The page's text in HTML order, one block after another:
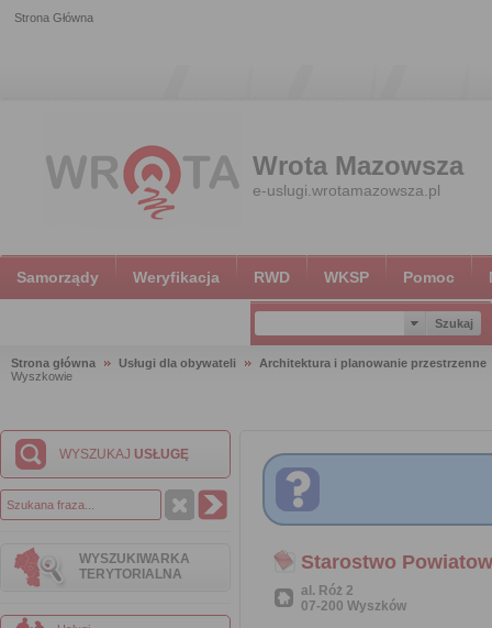
Strona Główna
Wrota Mazowsza
e-uslugi.wrotamazowsza.pl
Samorządy Weryfikacja RWD WKSP Pomoc
Strona główna Usługi dla obywateli
Architektura i planowanie przestrzenne
Wyszkowie
WYSZUKAJ USŁUGĘ
WYSZUKIWARKA
TERYTORIALNA
Starostwo
al. Róż 2
07-200 Wyszków